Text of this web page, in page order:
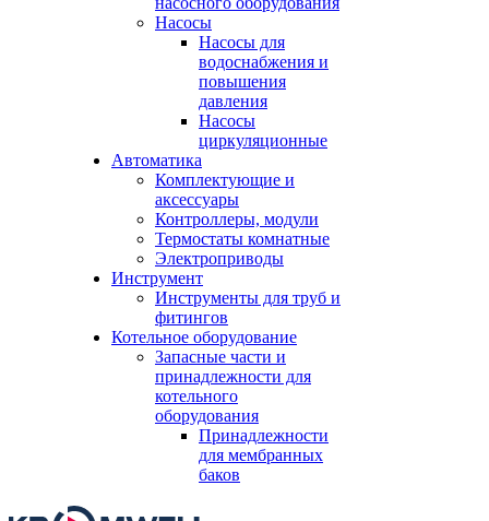
Насосы
Насосы для
водоснабжения и
повышения
давления
Насосы
циркуляционные
Автоматика
Комплектующие и
аксессуары
Контроллеры, модули
Термостаты комнатные
Электроприводы
Инструмент
Инструменты для труб и
фитингов
Котельное оборудование
Запасные части и
принадлежности для
котельного
оборудования
Принадлежности
для мембранных
баков